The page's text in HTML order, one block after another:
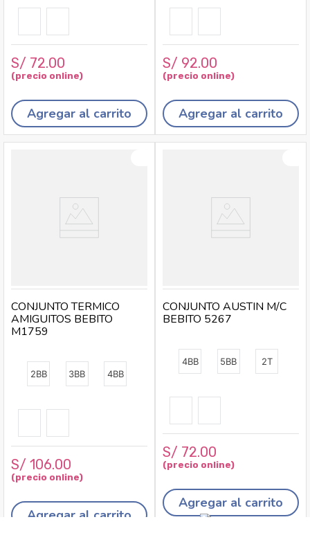
S/ 72.00
Agregar al carrito
S/ 92.00
Agregar al carrito
2BB 3BB 4BB
CONJUNTO TERMICO
AMIGUITOS BEBITO
M1759
S/ 106.00
Agregar al carrito
4BB 5BB 2T
CONJUNTO AUSTIN M/C
BEBITO 5267
S/ 72.00
Agregar al carrito